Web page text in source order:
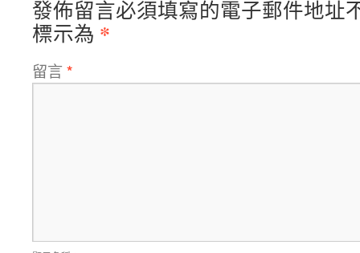
發佈留言必須填寫的電子郵件地址
標示為 *
留言 *